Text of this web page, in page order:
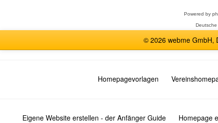
Powered by
© 2026 webme GmbH,
Homepagevorlagen
Eigene Website erstellen - der Anfänger Guide Homepage